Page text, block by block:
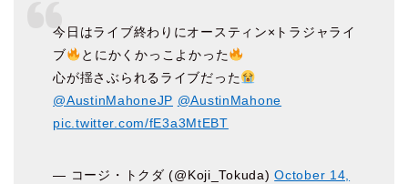
今日はライブ終わりにオースティン×トラジャライ
ブ
とにかくかっこよかった
心が揺さぶられるライブだった
@AustinMahoneJP @AustinMahone
pic.twitter.com/fE3a3MtEBT
— コージ・トクダ (@Koji_Tokuda)October 14,